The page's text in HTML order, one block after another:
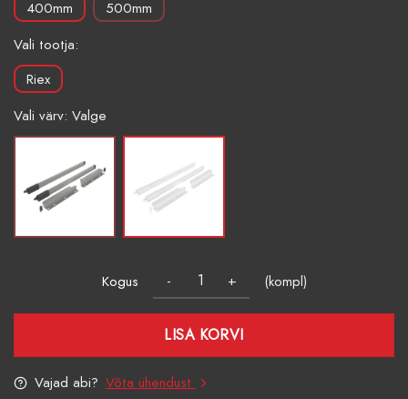
400mm
500mm
Vali tootja:
Riex
Vali värv: Valge
Kogus (kompl)
LISA KORVI
Vajad abi? Võta ühendust